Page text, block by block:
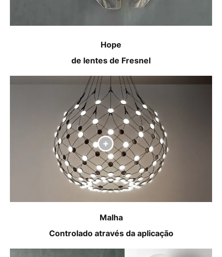
Hope
de lentes de Fresnel
Malha
Controlado através da aplicação